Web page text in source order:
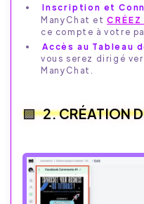
Inscription et
ManyChat et
ce compte à votre
Accès au Tableau
vous serez dirigé
ManyChat.
2. CRÉATION